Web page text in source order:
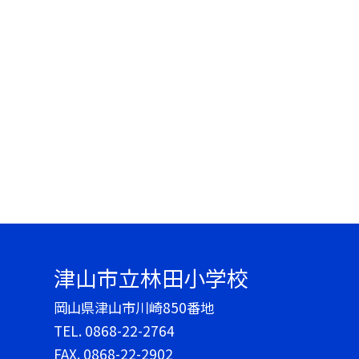
津山市立林田小学校
岡山県津山市川崎850番地
TEL. 0868-22-2764
FAX. 0868-22-2902